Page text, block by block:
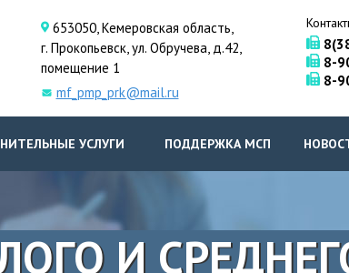
653050, Кемеровская область,
г. Прокопьевск, ул. Обручева, д.42,
помещение 1
mf_pmp_prk@mail.ru
8-
8-
УСЛУГИ ПОДДЕРЖКА МСП
И